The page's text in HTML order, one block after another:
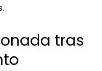
tras